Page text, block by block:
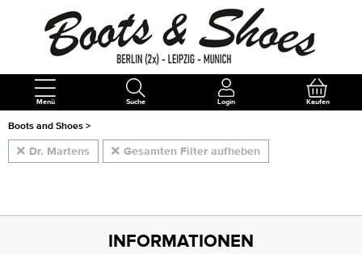
Menü Suche Login Kaufen
Boots and Shoes >
Dr. Martens Gesamten Filter aufheben
INFORMATIONEN